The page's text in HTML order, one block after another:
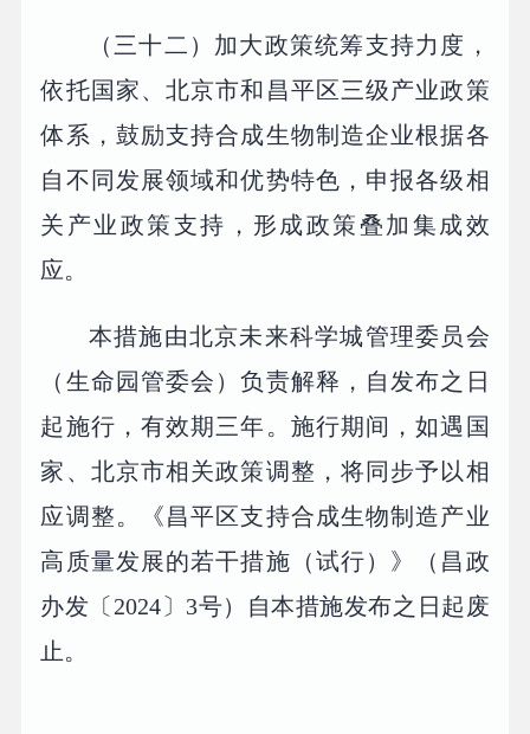
（三十二）加大政策统筹支持力度，
依托国家、北京市和昌平区三级产业政策
体系，鼓励支持合成生物制造企业根据各
自不同发展领域和优势特色，申报各级相
关产业政策支持，形成政策叠加集成效
应。
本措施由北京未来科学城管理委员会
（生命园管委会）负责解释，自发布之日
起施行，有效期三年。施行期间，如遇国
家、北京市相关政策调整，将同步予以相
应调整。《昌平区支持合成生物制造产业
高质量发展的若干措施（试行）》（昌政
办发〔2024〕3号）自本措施发布之日起废
止。